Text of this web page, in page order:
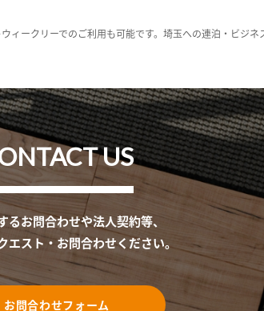
ークリーでのご利用も可能です。埼玉への連泊・ビジ
US
るお問合わせや法人契約等、
エスト・お問合わせください。
お問合わせフォーム